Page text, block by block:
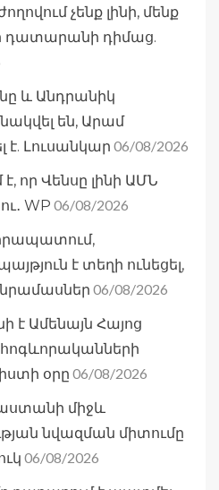
չենք լինի, մենք
դատարանի դիմաց.
և Անդրանիկ
են, Արամ
Լուսանկար 06/08/2026
որ Վենսը լինի ԱՄՆ
WP 06/08/2026
է տեղի ունեցել,
06/08/2026
է Ամենայն Հայոց
հոգևորականների
օրը 06/08/2026
միջև
նվազման միտումը
06/08/2026